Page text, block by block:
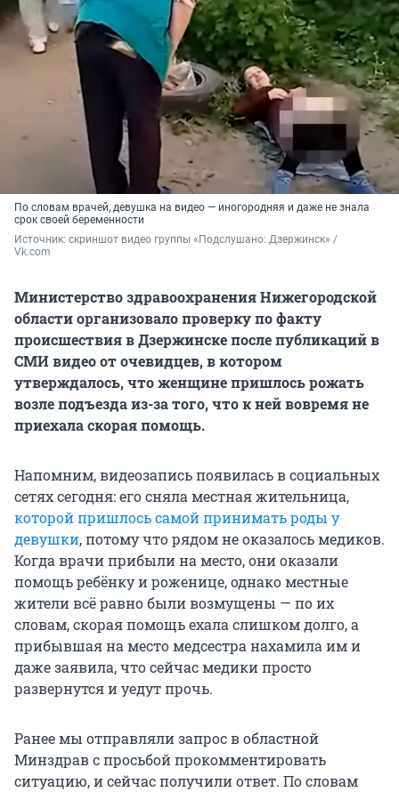
По словам врачей, девушка на видео — иногородняя и даже не знала
срок своей беременности
Источник: скриншот видео группы «Подслушано: Дзержинск» /
Vk.com
Министерство здравоохранения Нижегородской
области организовало проверку по факту
происшествия в Дзержинске после публикаций в
СМИ видео от очевидцев, в котором
утверждалось, что женщине пришлось рожать
возле подъезда из-за того, что к ней вовремя не
приехала скорая помощь.
Напомним, видеозапись появилась в социальных
сетях сегодня: его сняла местная жительница,
которой пришлось самой принимать роды у
девушки, потому что рядом не оказалось медиков.
Когда врачи прибыли на место, они оказали
помощь ребёнку и роженице, однако местные
жители всё равно были возмущены — по их
словам, скорая помощь ехала слишком долго, а
прибывшая на место медсестра нахамила им и
даже заявила, что сейчас медики просто
развернутся и уедут прочь.
Ранее мы отправляли запрос в областной
Минздрав с просьбой прокомментировать
ситуацию, и сейчас получили ответ. По словам